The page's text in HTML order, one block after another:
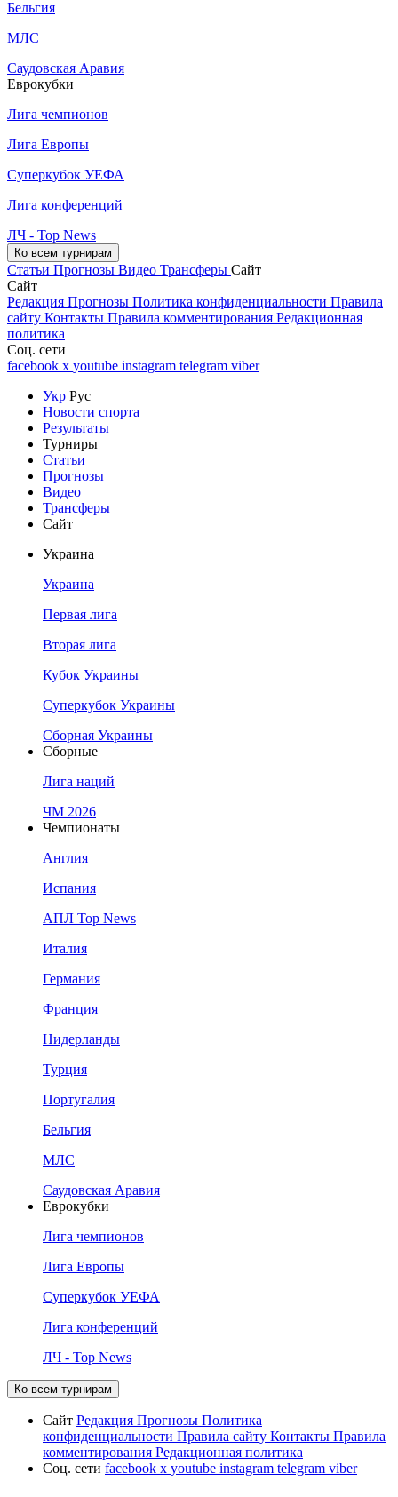
Бельгия
МЛС
Саудовская Аравия
Еврокубки
Лига чемпионов
Лига Европы
Суперкубок УЕФА
Лига конференций
ЛЧ - Top News
Ко всем турнирам
Статьи Прогнозы Видео Трансферы Сайт
Сайт
Редакция Прогнозы Политика конфиденциальности Правила
сайту Контакты Правила комментирования Редакционная
политика
Соц. сети
facebook x youtube instagram telegram viber
Укр Рус
Новости спорта
Результаты
Турниры
Статьи
Прогнозы
Видео
Трансферы
Сайт
Украина
Украина
Первая лига
Вторая лига
Кубок Украины
Суперкубок Украины
Сборная Украины
Сборные
Лига наций
ЧМ 2026
Чемпионаты
Англия
Испания
АПЛ Top News
Италия
Германия
Франция
Нидерланды
Турция
Португалия
Бельгия
МЛС
Саудовская Аравия
Еврокубки
Лига чемпионов
Лига Европы
Суперкубок УЕФА
Лига конференций
ЛЧ - Top News
Ко всем турнирам
Сайт Редакция Прогнозы Политика
конфиденциальности Правила сайту Контакты Правила
комментирования Редакционная политика
Соц. сети facebook x youtube instagram telegram viber